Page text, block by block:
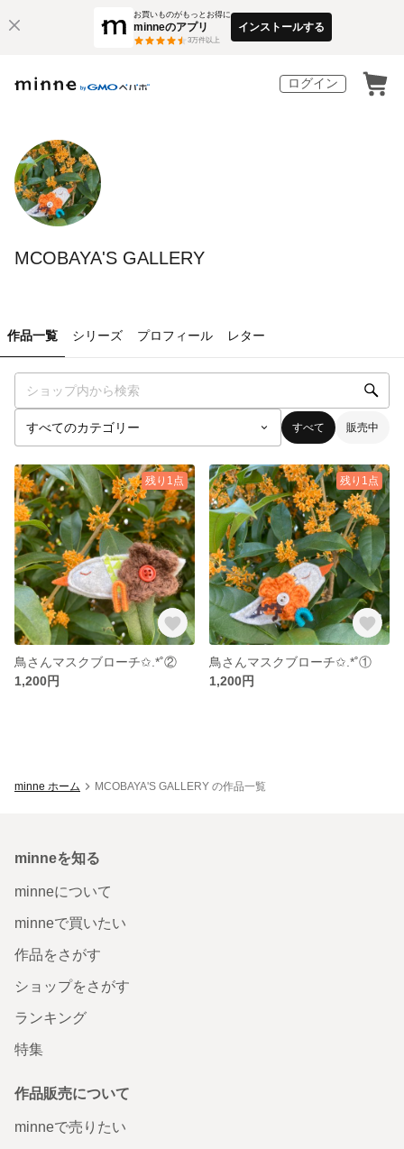
お買いものがもっとお得に
minneのアプリ
3万件以上
インストールする
ログイン
MCOBAYA'S GALLERY
作品一覧 シリーズ プロフィール レター
すべて 販売中
残り1点
鳥さんマスクブローチ✩.*˚②
1,200円
残り1点
鳥さんマスクブローチ✩.*˚①
1,200円
minne ホーム MCOBAYA'S GALLERY の作品一覧
minneを知る
minneについて
minneで買いたい
作品をさがす
ショップをさがす
ランキング
特集
作品販売について
minneで売りたい